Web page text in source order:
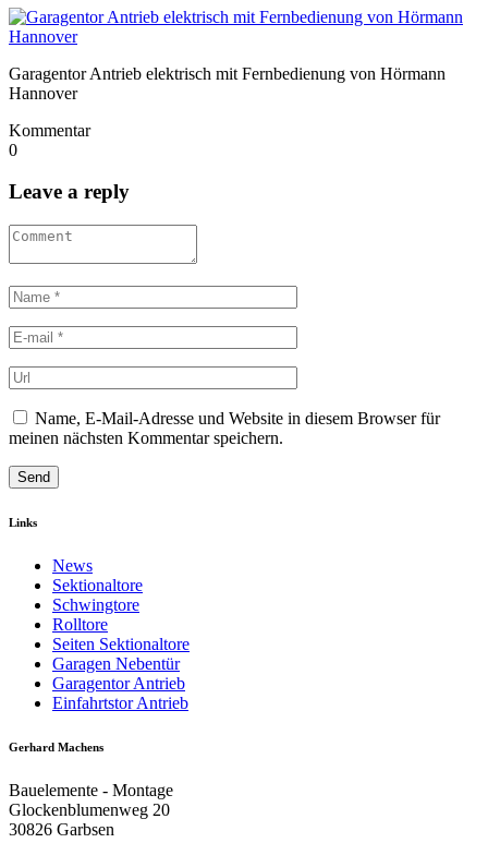
Garagentor Antrieb elektrisch mit Fernbedienung von Hörmann
Hannover
Kommentar
0
Leave a reply
Name, E-Mail-Adresse und Website in diesem Browser für
meinen nächsten Kommentar speichern.
Links
News
Sektionaltore
Schwingtore
Rolltore
Seiten Sektionaltore
Garagen Nebentür
Garagentor Antrieb
Einfahrtstor Antrieb
Gerhard Machens
Bauelemente - Montage
Glockenblumenweg 20
30826 Garbsen